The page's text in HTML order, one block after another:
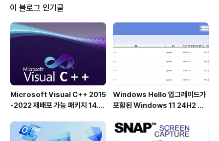
면 바탕 화면으로 돌아갑니다.블랙 스크린은 휴식 간격을
설정할 수도 있습니다. 예를 들어 30분 후에 7분 동안 휴
식을 취하도록 설정할 수 있습니다. 이 기능을 통해 눈과 마
음의 휴식을 확보할 수 있습니다. 또한, 단순한 검은 화면
대신 무작위 이미지(또는 특정 키워드를 입력하면 해당 키
이 블로그 인기글
Microsoft Visual C++ 2015
-2022 재배포 가능 패키지 14.5
Windows Hello 업그레이드가
포함된 Windows 11 24H2 및
출시